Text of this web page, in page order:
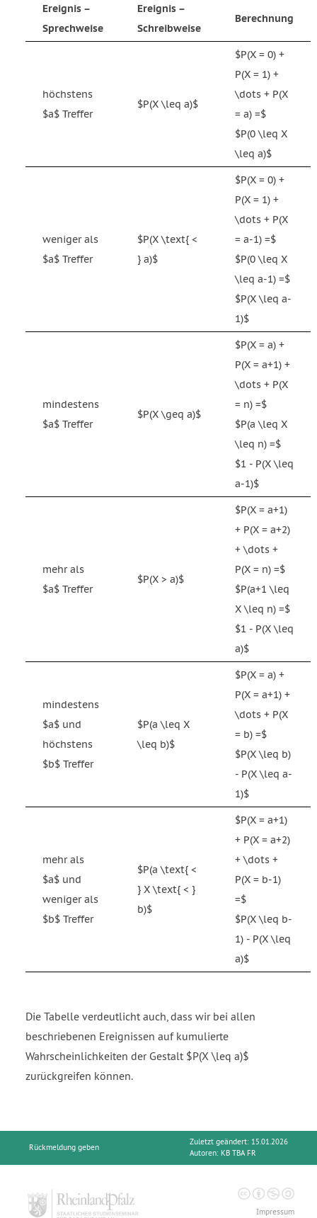
Ereignis –
Sprechweise
Ereignis –
Schreibweise
Berechnung
höchstens
$a$ Treffer
$P(X \leq a)$
$P(X = 0) +
P(X = 1) +
\dots + P(X
= a) =$
$P(0 \leq X
\leq a)$
weniger als
$a$ Treffer
$P(X \text{ <
} a)$
$P(X = 0) +
P(X = 1) +
\dots + P(X
= a-1) =$
$P(0 \leq X
\leq a-1) =$
$P(X \leq a-
1)$
mindestens
$a$ Treffer
$P(X \geq a)$
$P(X = a) +
P(X = a+1) +
\dots + P(X
= n) =$
$P(a \leq X
\leq n) =$
$1 - P(X \leq
a-1)$
mehr als
$a$ Treffer
$P(X > a)$
$P(X = a+1)
+ P(X = a+2)
+ \dots +
P(X = n) =$
$P(a+1 \leq
X \leq n) =$
$1 - P(X \leq
a)$
mindestens
$a$ und
höchstens
$b$ Treffer
$P(a \leq X
\leq b)$
$P(X = a) +
P(X = a+1) +
\dots + P(X
= b) =$
$P(X \leq b)
- P(X \leq a-
1)$
mehr als
$a$ und
weniger als
$b$ Treffer
$P(a \text{ <
} X \text{ < }
b)$
$P(X = a+1)
+ P(X = a+2)
+ \dots +
P(X = b-1)
=$
$P(X \leq b-
1) - P(X \leq
a)$
Die Tabelle verdeutlicht auch, dass wir bei allen
beschriebenen Ereignissen auf kumulierte
Wahrscheinlichkeiten der Gestalt $P(X \leq a)$
zurückgreifen können.
Rückmeldung geben
Zuletzt geändert: 15.01.2026
Autoren: KB TBA FR
Impressum